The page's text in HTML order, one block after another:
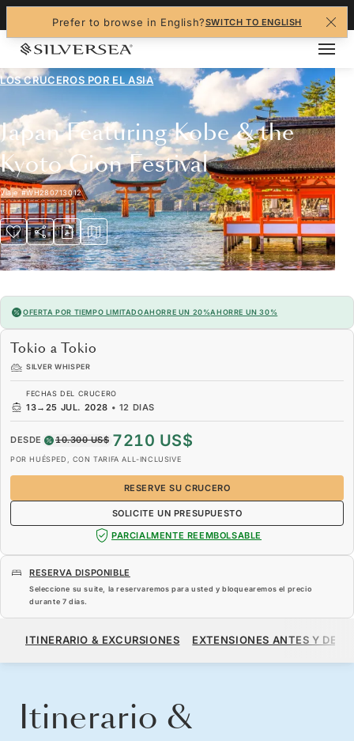
Prefer to browse in English?SWITCH TO ENGLISH
LOS CRUCEROS POR ELASIA
Japan Featuring Kobe & the
Kyoto Gion Festival
Viaje#WH280713012
OFERTA POR TIEMPO LIMITADOAHORRE UN 20%AHORRE UN 30%
Tokio a Tokio
SILVER WHISPER
FECHAS DEL CRUCERO
13→ 25 JUL. 2028 • 12 DIAS
DESDE 10.300 US$ 7210 US$
POR HUÉSPED, CON TARIFA ALL-INCLUSIVE
RESERVE SU CRUCERO
SOLICITE UN PRESUPUESTO
PARCIALMENTE REEMBOLSABLE
RESERVA DISPONIBLE
Seleccione su suite, la reservaremos para usted y bloquearemos el precio
durante 7 dias.
7210 US$
ITINERARIO & EXCURSIONES EXTENSIONES ANTES Y
Itinerario &